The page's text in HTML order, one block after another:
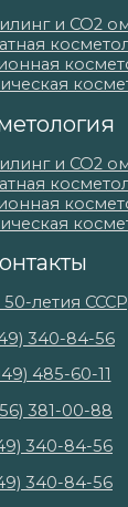
и СО2
и СО2
50-летия
340-84-56
485-60-11
381-00-88
340-84-56
340-84-56